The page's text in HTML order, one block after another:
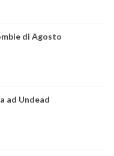
di Agosto
ad Undead